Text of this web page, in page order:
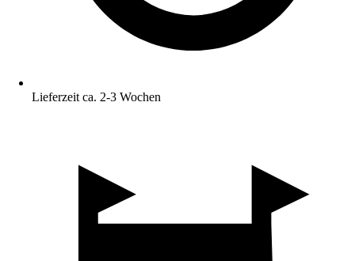
Lieferzeit ca. 2-3 Wochen